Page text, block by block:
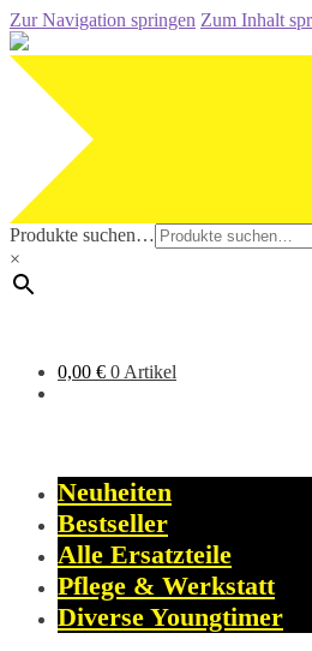
Zur Navigation springen Zum Inhalt
Produkte suchen…
×
0,00 € 0 Artikel
Neuheiten
Bestseller
Alle Ersatzteile
Pflege & Werkstatt
Diverse Youngtimer